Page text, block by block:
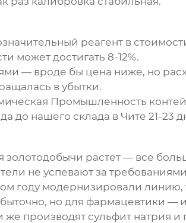
реагент в
может достигать 8-12%.
— вроде бы цена ниже, но
в убытки.
Промышленность
до нашего склада в Чите 21-23
золотодобычи растет — все
не успевают за
году модернизировали
но для фармацевтики —
производят сульфит натрия и